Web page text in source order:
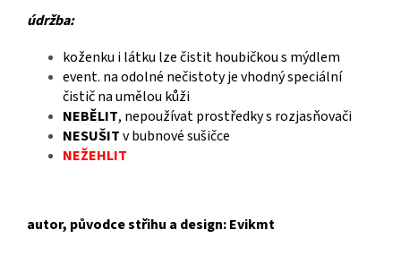
údržba:
koženku i látku lze čistit houbičkou s mýdlem
event. na odolné nečistoty je vhodný speciální
čistič na umělou kůži
NEBĚLIT, nepoužívat prostředky s rozjasňovači
NESUŠITv bubnové sušičce
NEŽEHLIT
autor, původce střihu a design: Evikmt